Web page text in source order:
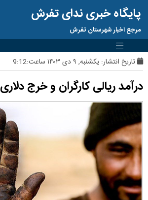
پایگاه خبری ندای تفرش
مرجع اخبار شهرستان تفرش
تاریخ انتشار: یکشنبه, ۹ دی ۱۴۰۳ ساعت:9:12
درآمد ریالی کارگران و خرج دلاری